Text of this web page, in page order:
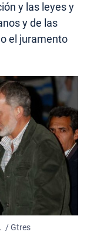
y las leyes y
y de las
el juramento
/ Gtres